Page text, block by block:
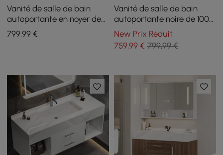
Vanité de salle de bain
autoportante en noyer de
1000 mm, dessus en pierre
frittée et poignées
799,99 €
Vanité de salle de bain
autoportante noire de 1000
mm, comptoir en pierre
frittée et poignées
argentées
New Prix Réduit
759,99€ 799,99 €